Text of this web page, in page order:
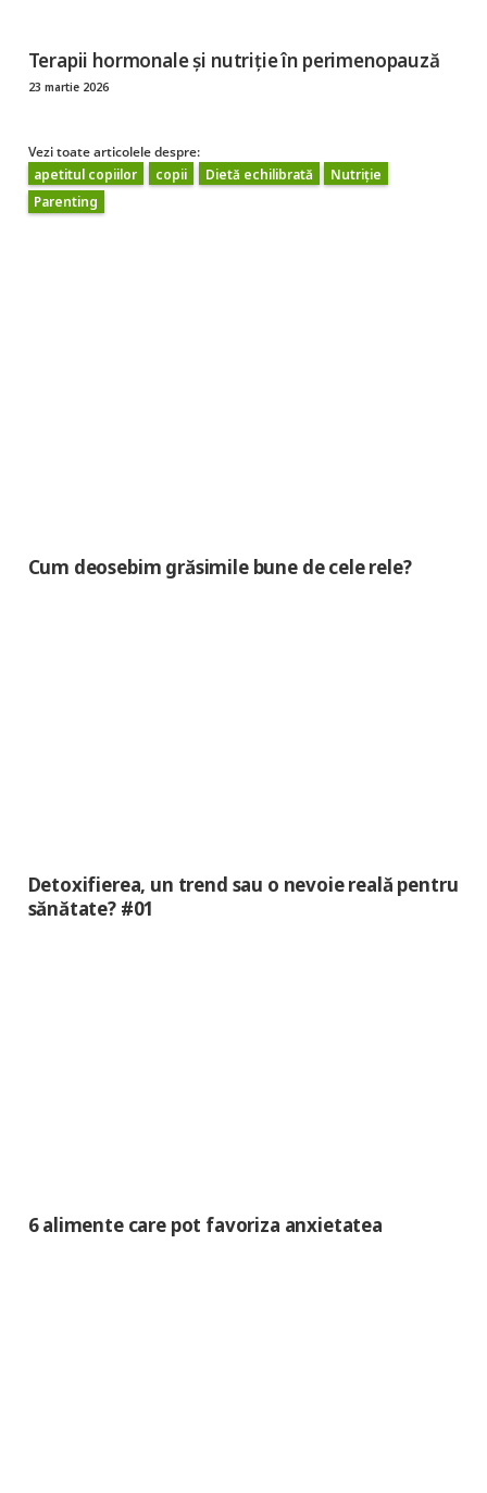
Terapii hormonale și nutriție în perimenopauză
23 martie 2026
Vezi toate articolele despre:
apetitul copiilor
copii Dietă echilibrată
Nutriție
Parenting
Cum deosebim grăsimile bune de cele rele?
Detoxifierea, un trend sau o nevoie reală pentru
sănătate? #01
6 alimente care pot favoriza anxietatea